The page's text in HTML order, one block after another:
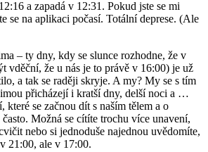
a zapadá v 12:31. Pokud jste se mi
se na aplikaci počasí. Totální deprese. (Ale
– ty dny, kdy se slunce rozhodne, že v
vděční, že u nás je to právě v 16:00) je už
a tak se raději skryje. A my? My se s tím
přicházejí i kratší dny, delší noci a …
které se začnou dít s naším tělem a o
Možná se cítíte trochu více unavení,
nebo si jednoduše najednou uvědomíte,
21:00, ale v 17:00.